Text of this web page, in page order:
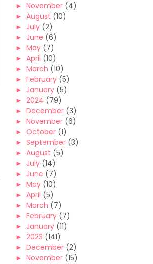
► November (4)
► August (10)
► July (2)
► June (6)
► May (7)
► April (10)
► March (10)
► February (5)
► January (5)
► 2024 (79)
► December (3)
► November (6)
► October (1)
► September (3)
► August (5)
► July (14)
► June (7)
► May (10)
► April (5)
► March (7)
► February (7)
► January (11)
► 2023 (141)
► December (2)
► November (15)